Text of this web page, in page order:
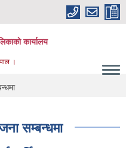
कार्यालय
।
सम्बन्धमा